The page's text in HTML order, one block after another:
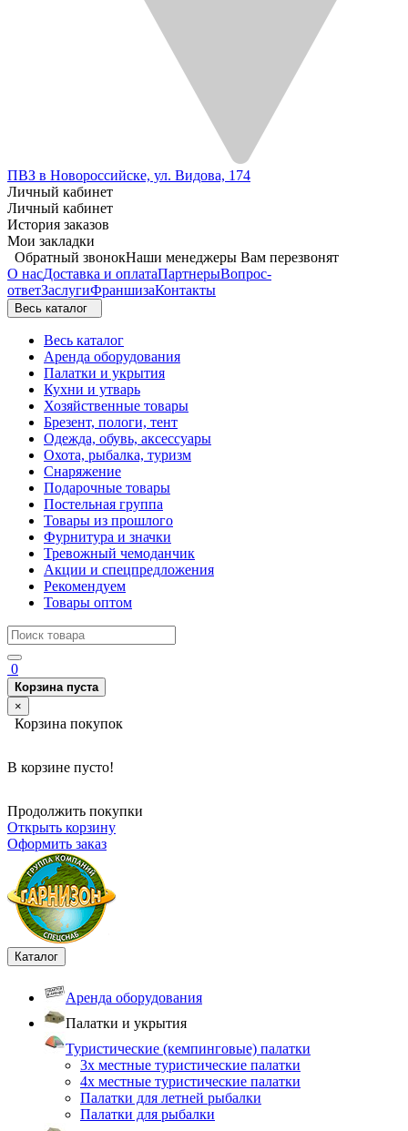
ПВЗ в Новороссийске, ул. Видова, 174
Личный кабинет
Личный кабинет
История заказов
Мои закладки
Обратный звонокНаши менеджеры Вам перезвонят
О насДоставка и оплатаПартнерыВопрос-
ответЗаслугиФраншизаКонтакты
Весь каталог
Весь каталог
Аренда оборудования
Палатки и укрытия
Кухни и утварь
Хозяйственные товары
Брезент, пологи, тент
Одежда, обувь, аксессуары
Охота, рыбалка, туризм
Снаряжение
Подарочные товары
Постельная группа
Товары из прошлого
Фурнитура и значки
Тревожный чемоданчик
Акции и спецпредложения
Рекомендуем
Товары оптом
0
Корзина пуста
×
Корзина покупок
В корзине пусто!
Продолжить покупки
Открыть корзину
Оформить заказ
Каталог
Аренда оборудования
Палатки и укрытия
Туристические (кемпинговые) палатки
3х местные туристические палатки
4х местные туристические палатки
Палатки для летней рыбалки
Палатки для рыбалки